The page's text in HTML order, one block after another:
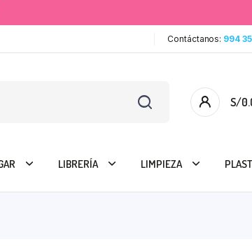
Contáctanos: 994
S/
LIBRERÍA LIMPIEZA